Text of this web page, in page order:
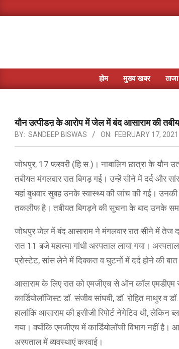
to
होम मुख्य खबर
यौन उत्पीडऩ के आरोप में जेल में बंद आसाराम की
BY: SANDEEP BISWAS ON: FEBRUARY 17, 2021
जोधपुर, 17 फरवरी (हि.स.)। नाबालिग छात्रा के यौन
तबीयत मंगलवार रात बिगड़ गई। उन्हें सीने में दर्द और
यहां बुधवार सुबह उनके स्वास्थ्य की जांच की गई। उनकी
तकलीफ है। तबीयत बिगड़ने की सूचना के बाद उनके
जोधपुर जेल में बंद आसाराम ने मंगलवार रात सीने में तेज
रात 11 बजे महात्मा गांधी अस्पताल लाया गया।
प्रोस्टेट, सांस लेने में दिक्कत व घुटनों में दर्द होने की
आसाराम के लिए रात को एमजीएच से ऑन कॉल एमडीएम
कार्डियोलॉजिस्ट डॉ. संजीव सांघवी, डॉ. रोहित माथुर व
हालांकि आसाराम की इसीजी रिपोर्ट नेगेटिव थी, लेकिन
गया। क्योंकि एमजीएच में कार्डियोलॉजी विभाग नहीं
अस्पताल में व्यवस्थाएं करवाई।